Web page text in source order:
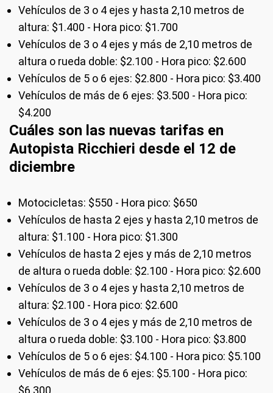
Vehículos de 3 o 4 ejes y hasta 2,10 metros de
altura: $1.400 - Hora pico: $1.700
Vehículos de 3 o 4 ejes y más de 2,10 metros de
altura o rueda doble: $2.100 - Hora pico: $2.600
Vehículos de 5 o 6 ejes: $2.800 - Hora pico: $3.400
Vehículos de más de 6 ejes: $3.500 - Hora pico:
$4.200
Cuáles son las nuevas tarifas en
Autopista Ricchieri desde el 12 de
diciembre
Motocicletas: $550 - Hora pico: $650
Vehículos de hasta 2 ejes y hasta 2,10 metros de
altura: $1.100 - Hora pico: $1.300
Vehículos de hasta 2 ejes y más de 2,10 metros
de altura o rueda doble: $2.100 - Hora pico: $2.600
Vehículos de 3 o 4 ejes y hasta 2,10 metros de
altura: $2.100 - Hora pico: $2.600
Vehículos de 3 o 4 ejes y más de 2,10 metros de
altura o rueda doble: $3.100 - Hora pico: $3.800
Vehículos de 5 o 6 ejes: $4.100 - Hora pico: $5.100
Vehículos de más de 6 ejes: $5.100 - Hora pico:
$6.300